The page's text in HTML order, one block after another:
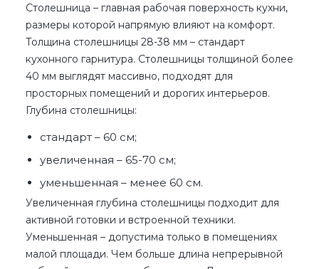
Столешница – главная рабочая поверхность кухни,
размеры которой напрямую влияют на комфорт.
Толщина столешницы 28-38 мм – стандарт
кухонного гарнитура. Столешницы толщиной более
40 мм выглядят массивно, подходят для
просторных помещений и дорогих интерьеров.
Глубина столешницы:
стандарт – 60 см;
увеличенная – 65-70 см;
уменьшенная – менее 60 см.
Увеличенная глубина столешницы подходит для
активной готовки и встроенной техники.
Уменьшенная – допустима только в помещениях
малой площади. Чем больше длина непрерывной